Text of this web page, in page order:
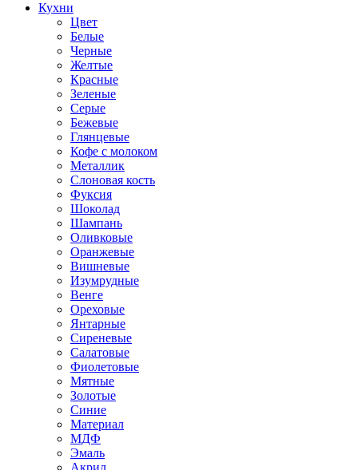
Кухни
Цвет
Белые
Черные
Желтые
Красные
Зеленые
Серые
Бежевые
Глянцевые
Кофе с молоком
Металлик
Слоновая кость
Фуксия
Шоколад
Шампань
Оливковые
Оранжевые
Вишневые
Изумрудные
Венге
Ореховые
Янтарные
Сиреневые
Салатовые
Фиолетовые
Мятные
Золотые
Синие
Материал
МДФ
Эмаль
Акрил